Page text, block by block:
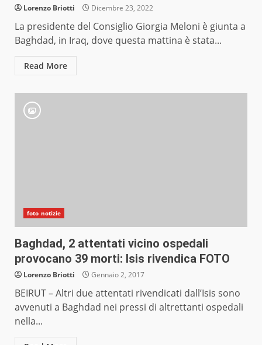
Lorenzo Briotti Dicembre 23, 2022
La presidente del Consiglio Giorgia Meloni è giunta a
Baghdad, in Iraq, dove questa mattina è stata...
Read More
foto notizie
Baghdad, 2 attentati vicino ospedali
provocano 39 morti: Isis rivendica FOTO
Lorenzo Briotti Gennaio 2, 2017
BEIRUT – Altri due attentati rivendicati dall’Isis sono
avvenuti a Baghdad nei pressi di altrettanti ospedali
nella...